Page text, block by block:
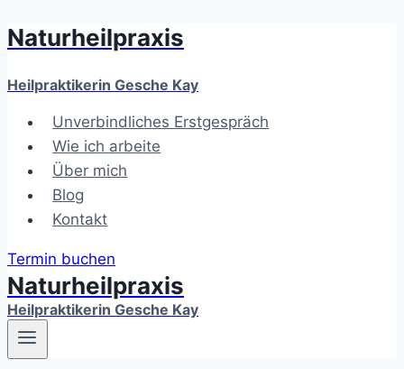
Zum
springen
Naturheilpraxis
Heilpraktikerin Gesche Kay
Unverbindliches Erstgespräch
Wie ich arbeite
Über mich
Blog
Kontakt
Termin buchen
Naturheilpraxis
Heilpraktikerin Gesche Kay